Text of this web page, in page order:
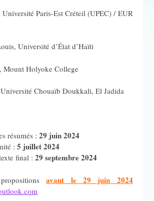
Paris-Est Créteil (UPEC) / EUR
Université d’État d’Haïti
Mount Holyoke College
Chouaïb Doukkali, El Jadida
résumés :29 juin 2024
:5 juillet 2024
final :29 septembre 2024
avant le 29 juin 2024